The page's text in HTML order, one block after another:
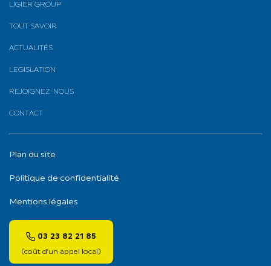
LIGIER GROUP
TOUT SAVOIR
ACTUALITÉS
LEGISLATION
REJOIGNEZ-NOUS
CONTACT
Plan du site
Politique de confidentialité
Mentions légales
03 23 82 21 85
(coût d’un appel local)